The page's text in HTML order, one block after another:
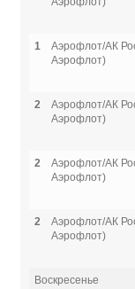
1
Аэрофлот/АК
Аэрофлот)
2
Аэрофлот/АК
Аэрофлот)
2
Аэрофлот/АК
Аэрофлот)
2
Аэрофлот/АК
Аэрофлот)
Воскресенье